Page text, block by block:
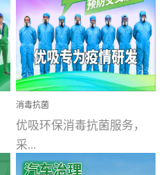
消毒抗菌
优吸环保消毒抗菌服务，
采...